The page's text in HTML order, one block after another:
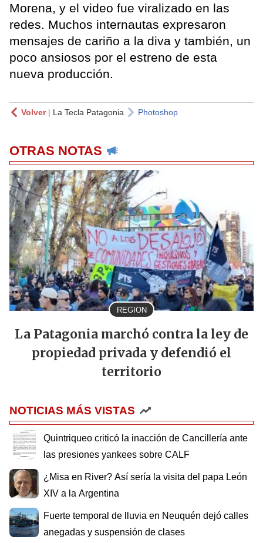
Morena, y el video fue viralizado en las
redes. Muchos internautas expresaron
mensajes de cariño a la diva y también, un
poco ansiosos por el estreno de esta
nueva producción.
Volver| La Tecla Patagonia Photoshop
OTRAS NOTAS
REGION
La Patagonia marchó contra la ley de
propiedad privada y defendió el
territorio
NOTICIAS MÁS VISTAS
Quintriqueo criticó la inacción de Cancillería ante
las presiones yankees sobre CALF
¿Misa en River? Así sería la visita del papa León
XIV a la Argentina
Fuerte temporal de lluvia en Neuquén dejó calles
anegadas y suspensión de clases